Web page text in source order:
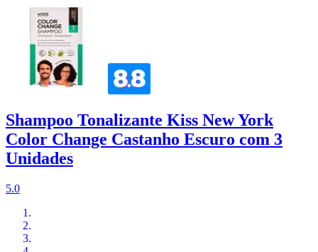
Shampoo Tonalizante Kiss New York
Color Change Castanho Escuro com 3
Unidades
5.0